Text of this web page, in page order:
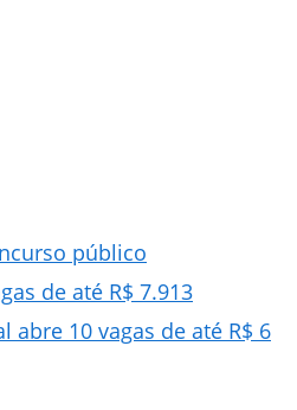
público
de até R$ 7.913
abre 10 vagas de até R$ 6